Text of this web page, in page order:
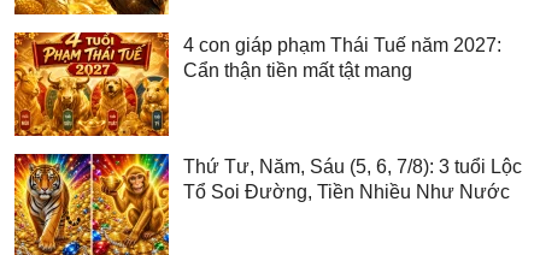
4 con giáp phạm Thái Tuế năm 2027:
Cẩn thận tiền mất tật mang
Thứ Tư, Năm, Sáu (5, 6, 7/8): 3 tuổi Lộc
Tổ Soi Đường, Tiền Nhiều Như Nước